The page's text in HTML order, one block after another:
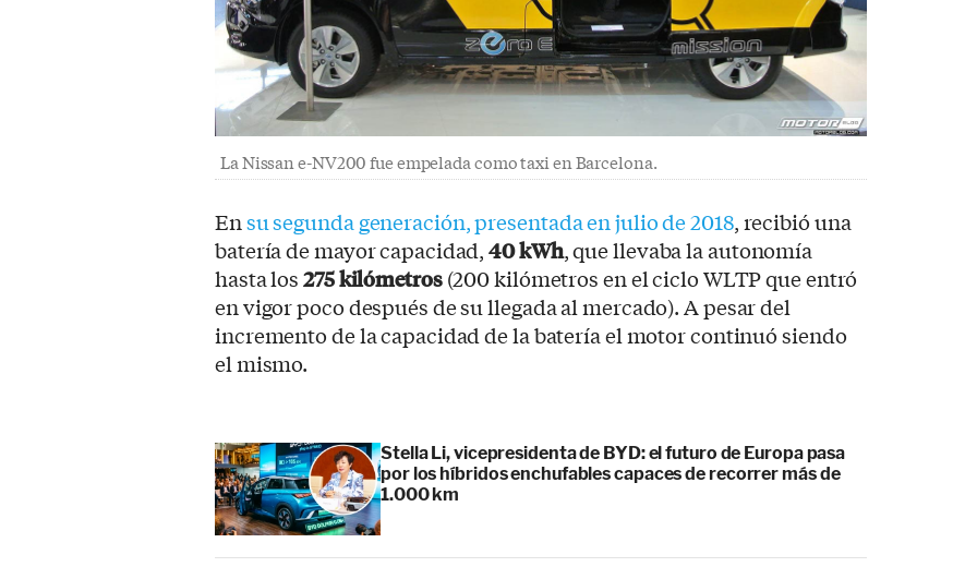
La Nissan e-NV200 fue empelada como taxi en Barcelona.
Ensu segunda generación, presentada en julio de 2018, recibió una
batería de mayor capacidad,40 kWh, que llevaba la autonomía
hasta los275 kilómetros(200 kilómetros en el ciclo WLTP que entró
en vigor poco después de su llegada al mercado). A pesar del
incremento de la capacidad de la batería el motor continuó siendo
el mismo.
Stella Li, vicepresidenta de BYD: el futuro de Europa pasa
por los híbridos enchufables capaces de recorrer más de
1.000 km